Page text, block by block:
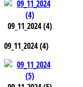
09_11_2024 (4)
09_11_2024 (4)